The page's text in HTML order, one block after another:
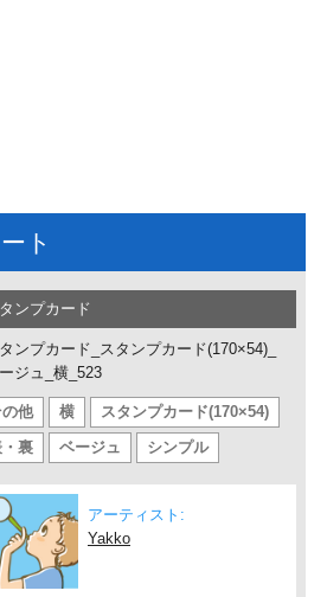
ト
ンプカード
ンプカード_スタンプカード(170×54)_
ジュ_横_523
の他 横
スタンプカード(170×54)
裏
ベージュ シンプル
アーティスト:
Yakko